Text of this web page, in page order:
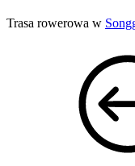
Trasa rowerowa w